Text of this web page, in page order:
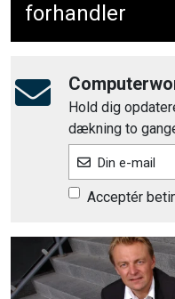
forhandler
Hold dig
dækning to
Din e-mail
Acceptér